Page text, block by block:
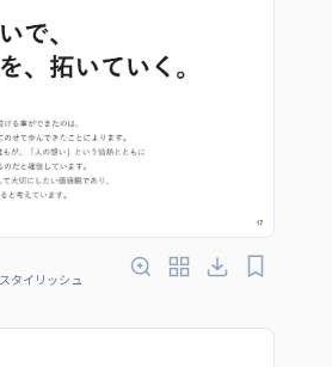
スタイリッシュ